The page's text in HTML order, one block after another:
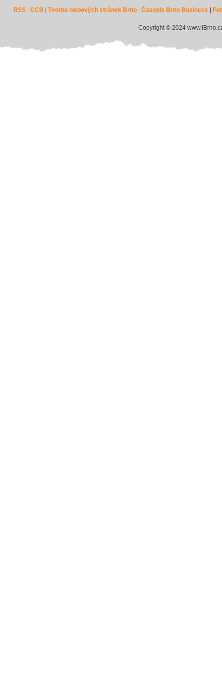
RSS |CCB |Tvorba webových stránek Brno |Časopis Brno Business
Copyright © 2024